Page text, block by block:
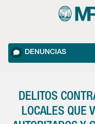
DENUNCIAS
DELITOS
LOCALES QUE